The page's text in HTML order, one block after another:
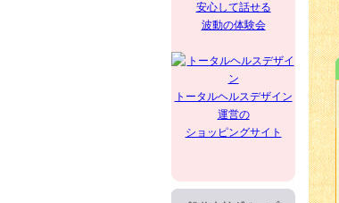
安心して話せる
波動の体験会
トータルヘルスデザイン
運営の
ショッピングサイト